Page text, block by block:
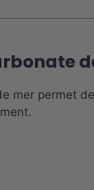
mer permet